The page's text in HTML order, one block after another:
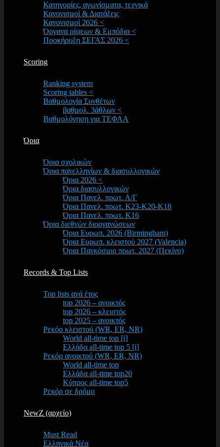
Κατηγορίες, αγωνίσματα, τεχνικά
Κανονισμοί & Διατάξεις
Κανονισμοί 2026 <
Όργανα ρίψεων & Εμπόδια <
Προκήρυξη ΣΕΓΑΣ 2026 <
Scoring
Ranking system
Scoring tables <
Βαθμολογία Συνθέτων
βαθμολ. 3άθλων <
Βαθμολόγηση για ΤΕΦΑΑ
Όρια
Όρια σχολικών
Όρια πανελληνίων & διασυλλογικών
Όρια 2026 <
Όρια διασυλλογικών
Όρια Πανελ. πρωτ. Α/Γ
Όρια Πανελ. πρωτ. Κ23-Κ20-Κ18
Όρια Πανελ. πρωτ. Κ16
Όρια διεθνών διοργανώσεων
Όρια Ευρωπ. 2026 (Birmingham)
Όρια Ευρωπ. κλειστού 2027 (Valencia)
Όρια Παγκόσμιο πρωτ. 2027 (Πεκίνο)
Records & Top Lists
Top lists ανά έτος
top 2026 – ανοικτός
top 2026 – κλειστός
top 2025 – ανοικτός
Ρεκόρ κλειστού (WR, ER, NR)
World all-time top [i]
Ελλάδα all-time top 5 [i]
Ρεκόρ ανοικτού (WR, ER, NR)
World all-time top
Ελλάδα all-time top20
Κύπρος all-time top5
Ρεκόρ σε δρόμο
NewZ (αρχείο)
Must Read
Ελληνικά Νέα